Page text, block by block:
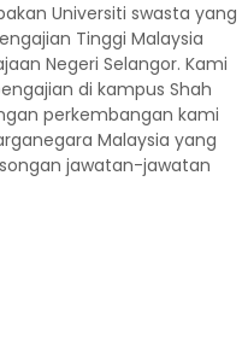
Universiti swasta yang
Tinggi Malaysia
Negeri Selangor. Kami
di kampus Shah
perkembangan kami
Malaysia yang
jawatan-jawatan